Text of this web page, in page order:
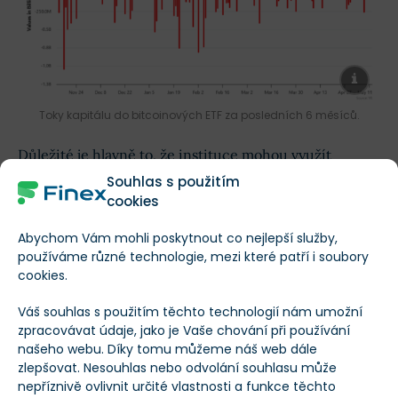
Souhlas s použitím
cookies
Abychom Vám mohli poskytnout co nejlepší služby,
používáme různé technologie, mezi které patří i soubory
cookies.
Váš souhlas s použitím těchto technologií nám umožní
zpracovávat údaje, jako je Vaše chování při používání
našeho webu. Díky tomu můžeme náš web dále
zlepšovat. Nesouhlas nebo odvolání souhlasu může
nepříznivě ovlivnit určité vlastnosti a funkce těchto
Toky kapitálu do bitcoinových ETF za posledních 6 měsíců.
Důležité je hlavně to, že instituce mohou využít
regulovaná ETF. SEC schválila spotová bitcoinová ETF
v lednu 2024, od té doby regulátor povolil ETF
navázaná na Ethereum, Solanu, DogecoinaXRP.
Další žádosti pak zůstávají ve hře. Pro instituce je to
zásadní rozdíl oproti přímému držení tokenů.
Malá expozice, ale velký signál trhu